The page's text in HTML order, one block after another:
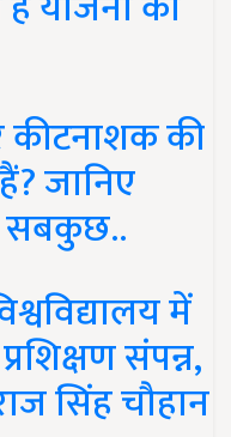
की
जानिए
सबकुछ..
में
संपन्न,
सिंह चौहान